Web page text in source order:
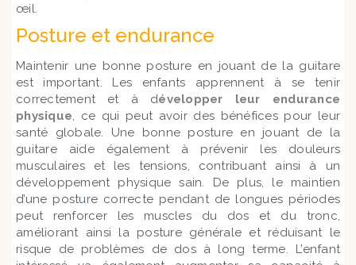
œil.
Posture et endurance
Maintenir une bonne posture en jouant de la guitare
est important. Les enfants apprennent à se tenir
correctement et à développer leur endurance
physique , ce qui peut avoir des bénéfices pour leur
santé globale. Une bonne posture en jouant de la
guitare aide également à prévenir les douleurs
musculaires et les tensions, contribuant ainsi à un
développement physique sain. De plus, le maintien
d’une posture correcte pendant de longues périodes
peut renforcer les muscles du dos et du tronc,
améliorant ainsi la posture générale et réduisant le
risque de problèmes de dos à long terme. L’enfant